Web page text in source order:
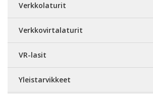
Verkkolaturit
Verkkovirtalaturit
VR-lasit
Yleistarvikkeet